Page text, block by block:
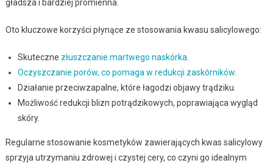
gładsza i bardziej promienna.
Oto kluczowe korzyści płynące ze stosowania kwasu salicylowego:
Skuteczne złuszczanie martwego naskórka
Oczyszczanie porów, co pomaga w redukcji zaskórników.
Działanie przeciwzapalne, które łagodzi objawy trądziku.
Możliwość redukcji blizn potrądzikowych, poprawiająca wygląd
skóry.
Regularne stosowanie kosmetyków zawierających kwas salicylowy
sprzyja utrzymaniu zdrowej i czystej cery, co czyni go idealnym